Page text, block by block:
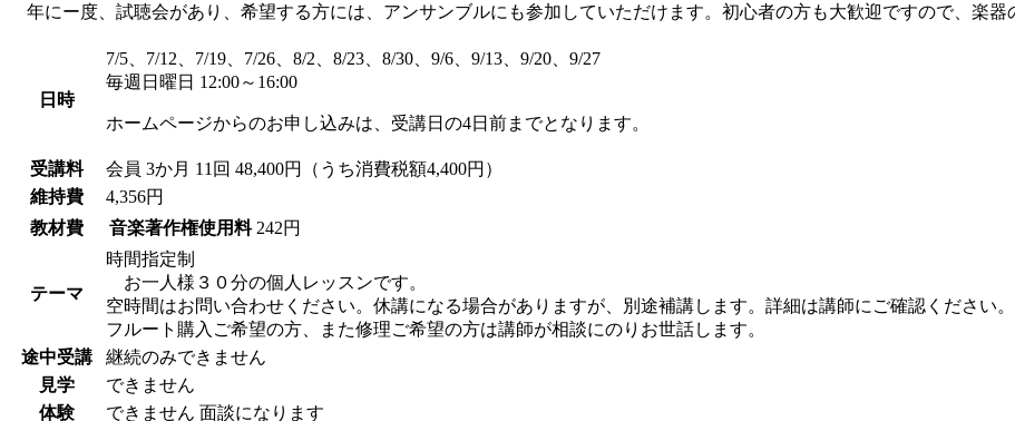
年にー度、試聴会があり、希望する方には、アンサンブルにも参加していただけます。初心者の方も大歓迎ですので、楽器
日時
7/5、7/12、7/19、7/26、8/2、8/23、8/30、9/6、9/13、9/20、9/27
毎週日曜日 12:00～16:00
ホームページからのお申し込みは、受講日の4日前までとなります。
受講料 会員 3か月 11回 48,400円（うち消費税額4,400円）
維持費
4,356円
教材費
音楽著作権使用料 242円
テーマ
時間指定制
お一人様３０分の個人レッスンです。
空時間はお問い合わせください。休講になる場合がありますが、別途補講します。詳細は講師にご確認ください。
フルート購入ご希望の方、また修理ご希望の方は講師が相談にのりお世話します。
途中受講
継続のみできません
見学
できません
体験
できません 面談になります